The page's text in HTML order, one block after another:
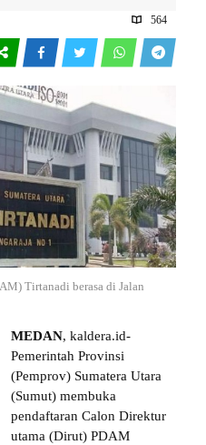
564
Tirtanadi berasa di Jalan
MEDAN, kaldera.id-
Pemerintah Provinsi
(Pemprov) Sumatera Utara
(Sumut) membuka
pendaftaran Calon Direktur
utama (Dirut) PDAM